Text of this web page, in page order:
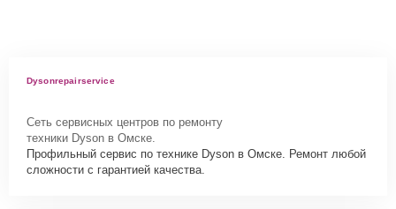
Dysonrepairservice
Сеть сервисных центров по ремонту
техники Dyson в Омске.
Профильный сервис по технике Dyson в Омске. Ремонт любой
сложности с гарантией качества.